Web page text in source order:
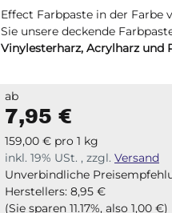
Effect Farbpaste in der Farbe
Sie unsere deckende
Vinylesterharz, Acrylharz und
ab
7,95 €
159,00 € pro 1 kg
inkl. 19% USt. , zzgl. Versand
Unverbindliche
Herstellers: 8,95 €
(Sie sparen 11.17%, also 1,00 €)